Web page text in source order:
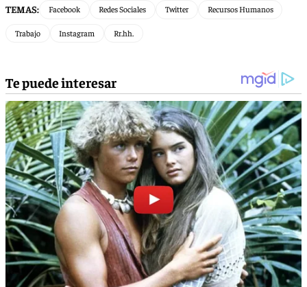
TEMAS: Facebook Redes Sociales Twitter Recursos Humanos
Trabajo Instagram Rr.hh.